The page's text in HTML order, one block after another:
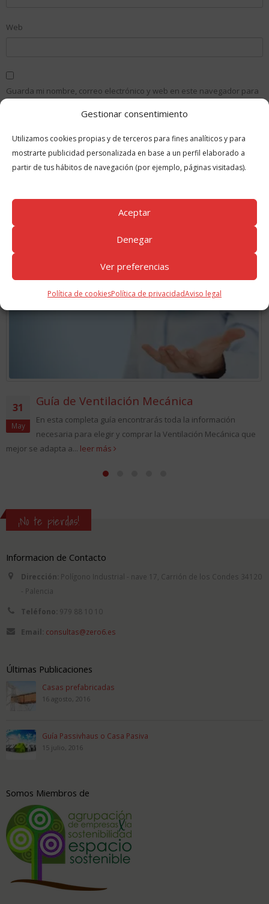
Gestionar consentimiento
Utilizamos cookies propias y de terceros para fines analíticos y para
mostrarte publicidad personalizada en base a un perfil elaborado a
partir de tus hábitos de navegación (por ejemplo, páginas visitadas).
Aceptar
Denegar
Ver preferencias
Política de cookiesPolítica de privacidadAviso legal
Web
Guarda mi nombre, correo electrónico y web en este navegador para
GUÍAS
31
May
Guía de Ventilación Mecánica
En esta completa guía encontrarás toda la información
necesaria para elegir y comprar la Ventilación Mecánica que
mejor se adapta a... leer más
¡No te pierdas!
Informacion de Contacto
Dirección: Polígono Industrial - nave 17, Carrión de los Condes 34120
- Palencia
Teléfono: 979 88 10 10
Email: consultas@zero6.es
Últimas Publicaciones
Casas prefabricadas
16 agosto, 2016
Guía Passivhaus o Casa Pasiva
15 julio, 2016
Somos Miembros de